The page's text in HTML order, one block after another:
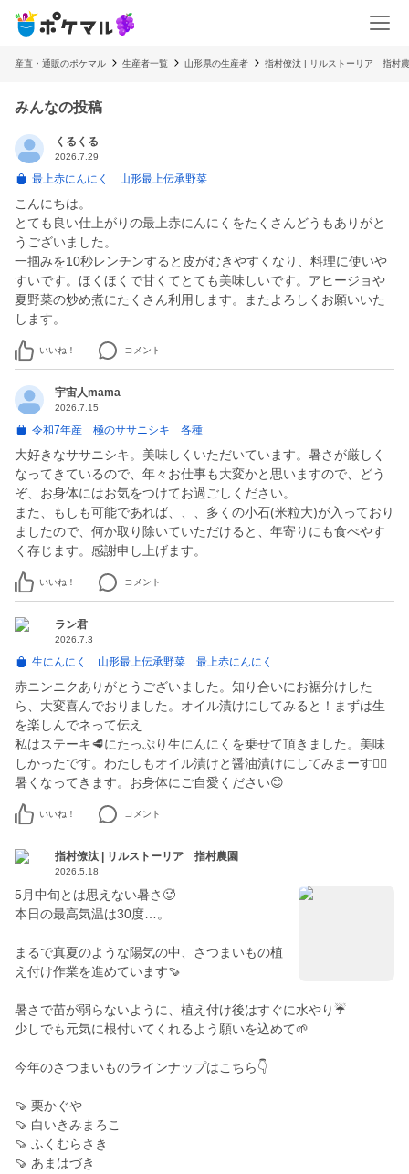
産直・通販のポケマル 生産者一覧 山形県の生産者 指村僚汰 | リルストーリア 指村
みんなの投稿
くるくる
2026.7.29
最上赤にんにく 山形最上伝承野菜
こんにちは。
とても良い仕上がりの最上赤にんにくをたくさんどうもありがと
うございました。
一掴みを10秒レンチンすると皮がむきやすくなり、料理に使いや
すいです。ほくほくで甘くてとても美味しいです。アヒージョや
夏野菜の炒め煮にたくさん利用します。またよろしくお願いいた
します。
いいね！ コメント
宇宙人mama
2026.7.15
令和7年産 極のササニシキ 各種
大好きなササニシキ。美味しくいただいています。暑さが厳しく
なってきているので、年々お仕事も大変かと思いますので、どう
ぞ、お身体にはお気をつけてお過ごしください。
また、もしも可能であれば、、、多くの小石(米粒大)が入っており
ましたので、何か取り除いていただけると、年寄りにも食べやす
く存じます。感謝申し上げます。
いいね！ コメント
ラン君
2026.7.3
生にんにく 山形最上伝承野菜 最上赤にんにく
赤ニンニクありがとうございました。知り合いにお裾分けした
ら、大変喜んでおりました。オイル漬けにしてみると！まずは生
を楽しんでネって伝え
私はステーキ🥩にたっぷり生にんにくを乗せて頂きました。美味
しかったです。わたしもオイル漬けと醤油漬けにしてみまーす🙋‍♀️
暑くなってきます。お身体にご自愛ください😊
いいね！ コメント
指村僚汰 | リルストーリア 指村農園
2026.5.18
5月中旬とは思えない暑さ🥵
本日の最高気温は30度…。
まるで真夏のような陽気の中、さつまいもの植
え付け作業を進めています🍠
暑さで苗が弱らないように、植え付け後はすぐに水やり☔️
少しでも元気に根付いてくれるよう願いを込めて🌱
今年のさつまいものラインナップはこちら👇
🍠 栗かぐや
🍠 白いきみまろこ
🍠 ふくむらさき
🍠 あまはづき